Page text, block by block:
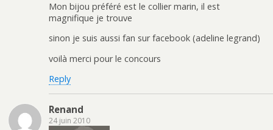
Mon bijou préféré est le collier marin, il est
magnifique je trouve
sinon je suis aussi fan sur facebook (adeline legrand)
voilà merci pour le concours
Reply
Renand
24 juin 2010